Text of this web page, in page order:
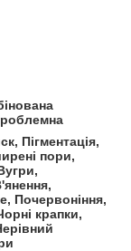
Пігментація,
пори,
Почервоніння,
крапки,